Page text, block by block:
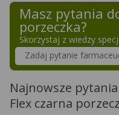
Masz pytania
porzeczka?
Skorzystaj z wiedzy
Szukaj w poradnikach o
Najnowsze
Flex czarna